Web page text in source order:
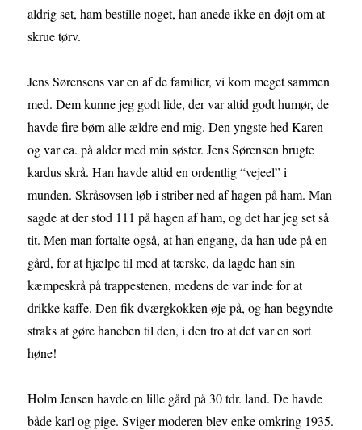
aldrig set, ham bestille noget, han anede ikke en døjt om at
skrue tørv.
Jens Sørensens var en af de familier, vi kom meget sammen
med. Dem kunne jeg godt lide, der var altid godt humør, de
havde fire børn alle ældre end mig. Den yngste hed Karen
og var ca. på alder med min søster. Jens Sørensen brugte
kardus skrå. Han havde altid en ordentlig “vejeel” i
munden. Skråsovsen løb i striber ned af hagen på ham. Man
sagde at der stod 111 på hagen af ham, og det har jeg set så
tit. Men man fortalte også, at han engang, da han ude på en
gård, for at hjælpe til med at tærske, da lagde han sin
kæmpeskrå på trappestenen, medens de var inde for at
drikke kaffe. Den fik dværgkokken øje på, og han begyndte
straks at gøre haneben til den, i den tro at det var en sort
høne!
Holm Jensen havde en lille gård på 30 tdr. land. De havde
både karl og pige. Sviger moderen blev enke omkring 1935.